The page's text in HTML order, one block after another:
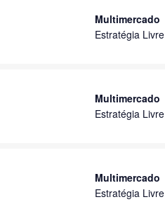
Multimercado
Estratégia Livre
Multimercado
Estratégia Livre
Multimercado
Estratégia Livre